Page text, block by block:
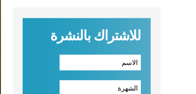
للاشتراك بالنشرة